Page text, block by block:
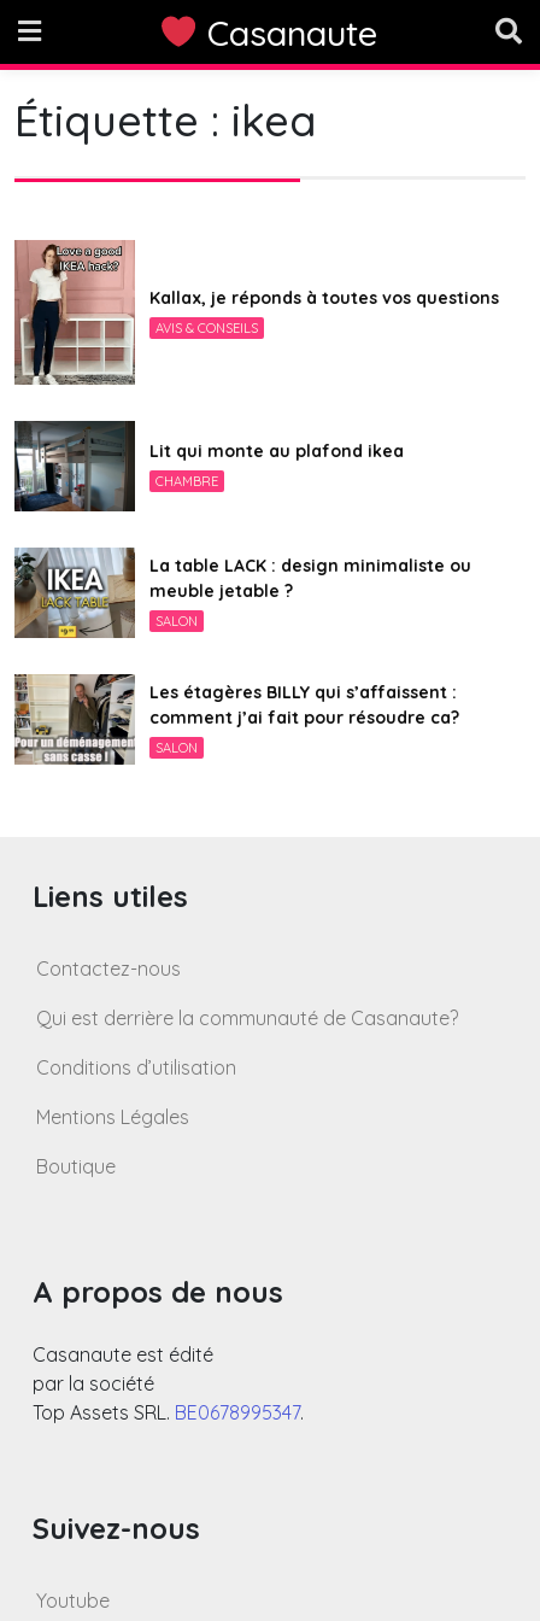
content
Casanaute
Étiquette : ikea
Kallax, je réponds à toutes vos questions
AVIS & CONSEILS
Lit qui monte au plafond ikea
CHAMBRE
La table LACK : design minimaliste ou
meuble jetable ?
SALON
Les étagères BILLY qui s’affaissent :
comment j’ai fait pour résoudre ca?
SALON
Liens utiles
Contactez-nous
Qui est derrière la communauté de Casanaute?
Conditions d’utilisation
Mentions Légales
Boutique
A propos de nous
Casanaute est édité
par la société
Top Assets SRL. BE0678995347.
Suivez-nous
Youtube